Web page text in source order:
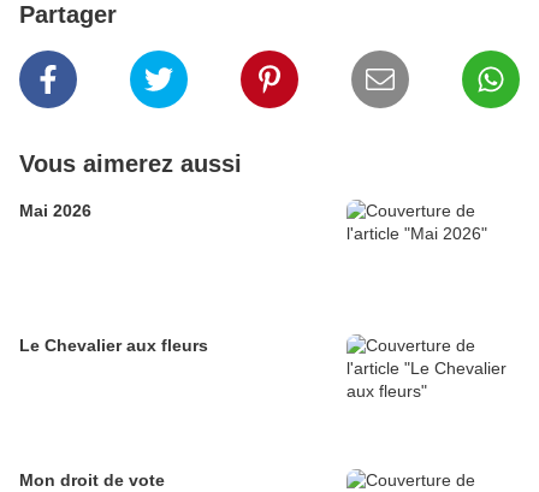
Partager
Vous aimerez aussi
Mai 2026
Le Chevalier aux fleurs
Mon droit de vote